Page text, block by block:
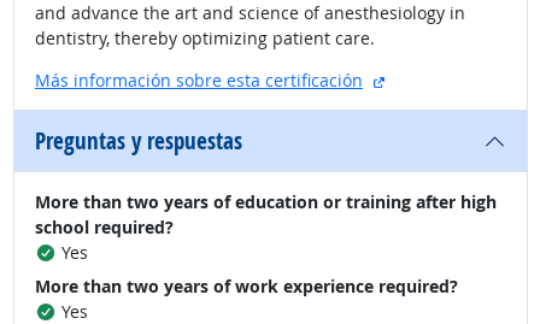
and advance the art and science of anesthesiology in
dentistry, thereby optimizing patient care.
Más información sobre esta certificación
sitio externo
Preguntas y respuestas
More than two years of education or training after high
school required?
Yes
More than two years of work experience required?
Yes